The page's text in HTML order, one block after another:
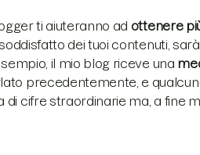
ti aiuteranno ad ottenere
dei tuoi contenuti,
il mio blog riceve una
precedentemente, e
di cifre straordinarie ma, a fine